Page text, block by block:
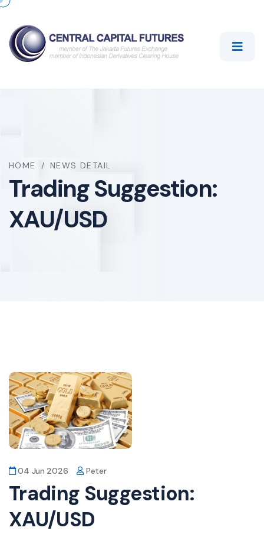
HOME / NEWS DETAIL
Trading Suggestion:
XAU/USD
04 Jun 2026 Peter
Trading Suggestion:
XAU/USD